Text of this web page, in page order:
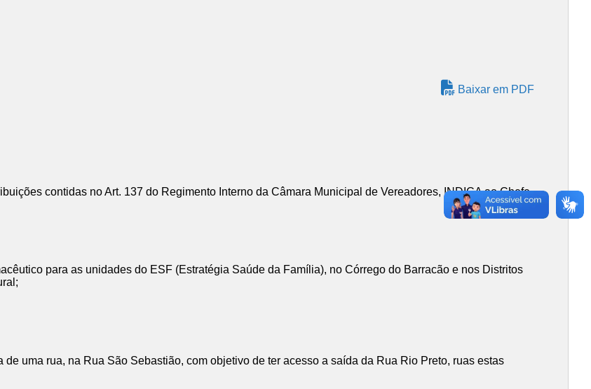
Baixar em PDF
contidas no Art. 137 do Regimento Interno da Câmara Municipal de Vereadores, INDICA ao Chefe
para as unidades do ESF (Estratégia Saúde da Família), no Córrego do Barracão e nos Distritos
uma rua, na Rua São Sebastião, com objetivo de ter acesso a saída da Rua Rio Preto, ruas estas